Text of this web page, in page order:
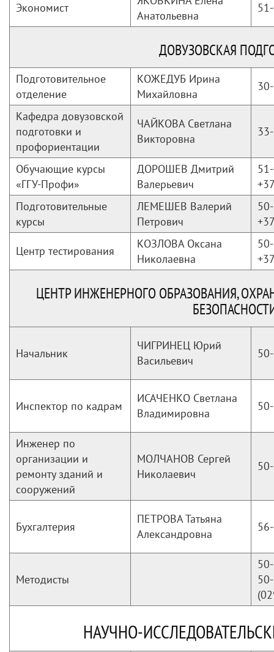
Экономист
Анатольевна
ДОВУЗОВСКАЯ
Подготовительное
отделение
КОЖЕДУБ Ирина
Михайловна
Кафедра довузовской
подготовки и
профориентации
ЧАЙКОВА Светлана
Викторовна
Обучающие курсы
«ГГУ-Профи»
ДОРОШЕВ Дмитрий
Валерьевич
Подготовительные
курсы
ЛЕМЕШЕВ Валерий
Петрович
Центр тестирования
КОЗЛОВА Оксана
Николаевна
ЦЕНТР ИНЖЕНЕРНОГО ОБРАЗОВАНИЯ,
Начальник
ЧИГРИНЕЦ Юрий
Васильевич
Инспектор по кадрам
ИСАЧЕНКО Светлана
Владимировна
Инженер по
организации и
ремонту зданий и
сооружений
МОЛЧАНОВ Сергей
Николаевич
Бухгалтерия
ПЕТРОВА Татьяна
Александровна
Методисты
НАУЧНО-